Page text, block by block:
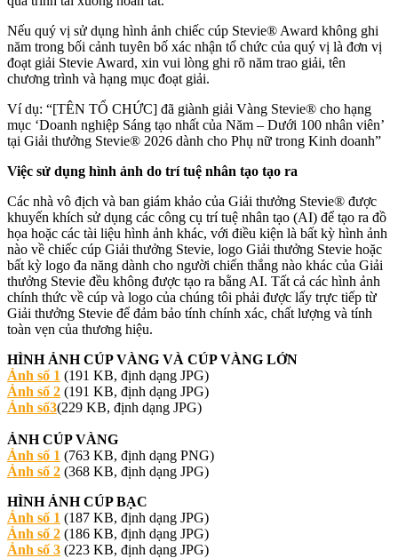
Nếu quý vị sử dụng hình ảnh chiếc cúp Stevie® Award không ghi
năm trong bối cảnh tuyên bố xác nhận tổ chức của quý vị là đơn vị
đoạt giải Stevie Award, xin vui lòng ghi rõ năm trao giải, tên
chương trình và hạng mục đoạt giải.
Ví dụ: “[TÊN TỔ CHỨC] đã giành giải Vàng Stevie® cho hạng
mục ‘Doanh nghiệp Sáng tạo nhất của Năm – Dưới 100 nhân viên’
tại Giải thưởng Stevie® 2026 dành cho Phụ nữ trong Kinh doanh”
Việc sử dụng hình ảnh do trí tuệ nhân tạo tạo ra
Các nhà vô địch và ban giám khảo của Giải thưởng Stevie® được
khuyến khích sử dụng các công cụ trí tuệ nhân tạo (AI) để tạo ra đồ
họa hoặc các tài liệu hình ảnh khác, với điều kiện là bất kỳ hình ảnh
nào về chiếc cúp Giải thưởng Stevie, logo Giải thưởng Stevie hoặc
bất kỳ logo đa năng dành cho người chiến thắng nào khác của Giải
thưởng Stevie đều không được tạo ra bằng AI. Tất cả các hình ảnh
chính thức về cúp và logo của chúng tôi phải được lấy trực tiếp từ
Giải thưởng Stevie để đảm bảo tính chính xác, chất lượng và tính
toàn vẹn của thương hiệu.
HÌNH ẢNH CÚP VÀNG VÀ CÚP VÀNG LỚN
Ảnh số 1 (191 KB, định dạng JPG)
Ảnh số 2 (191 KB, định dạng JPG)
Ảnh số3(229 KB, định dạng JPG)
ẢNH CÚP VÀNG
Ảnh số 1 (763 KB, định dạng PNG)
Ảnh số 2 (368 KB, định dạng JPG)
HÌNH ẢNH CÚP BẠC
Ảnh số 1 (187 KB, định dạng JPG)
Ảnh số 2 (186 KB, định dạng JPG)
Ảnh số 3 (223 KB, định dạng JPG)